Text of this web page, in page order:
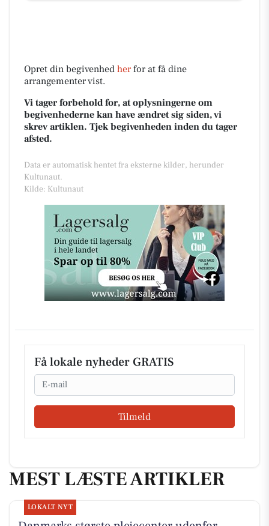
Opret din begivenhed herfor at få dine
arrangementer vist.
Vi tager forbehold for, at oplysningerne om
begivenhederne kan have ændret sig siden, vi
skrev artiklen. Tjek begivenheden inden du tager
afsted.
Data er automatisk hentet fra eksterne kilder, herunder
Kultunaut.
Kilde: Kultunaut
Få lokale nyheder GRATIS
Email
Tilmeld
MEST LÆSTE ARTIKLER
LOKALT NYT